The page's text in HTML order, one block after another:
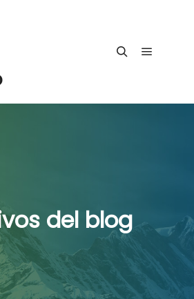
del blog